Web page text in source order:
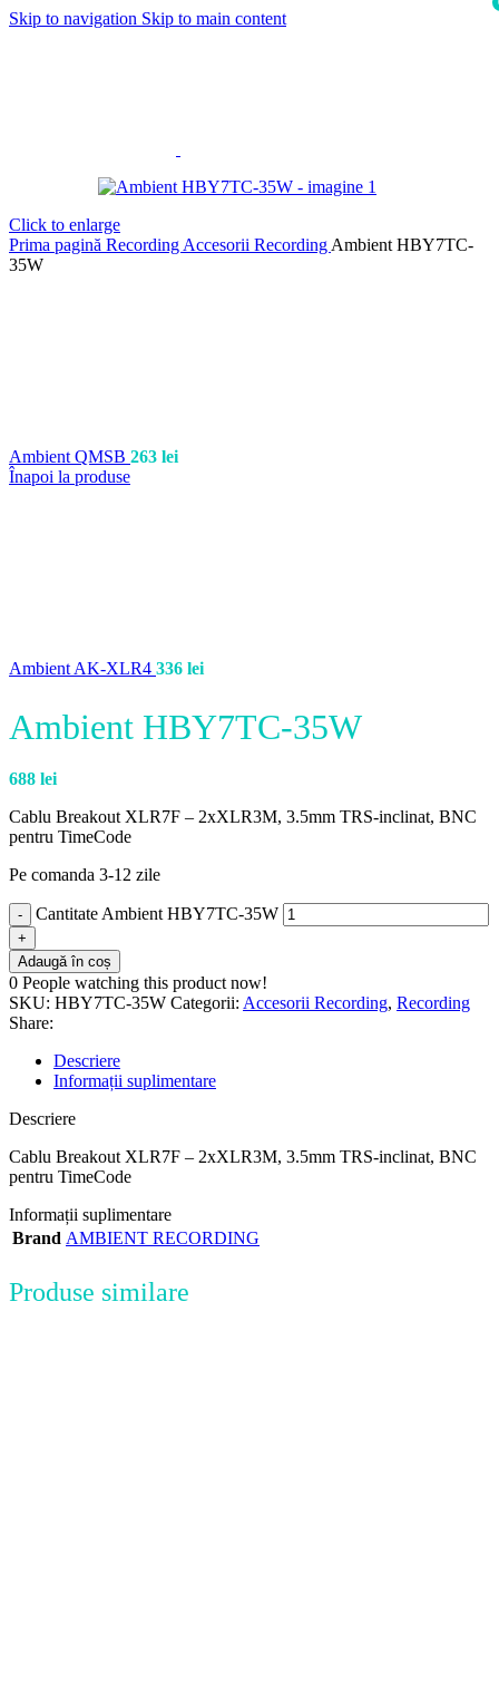
Skip to navigation Skip to main content
Click to enlarge
Prima pagină Recording Accesorii Recording Ambient HBY7TC-
35W
Ambient QMSB 263 lei
Înapoi la produse
Ambient AK-XLR4 336 lei
Ambient HBY7TC-35W
688 lei
Cablu Breakout XLR7F – 2xXLR3M, 3.5mm TRS-inclinat, BNC
pentru TimeCode
Pe comanda 3-12 zile
Cantitate Ambient HBY7TC-35W
Adaugă în coș
0 People watching this product now!
SKU: HBY7TC-35W Categorii: Accesorii Recording, Recording
Share:
Descriere
Informații suplimentare
Descriere
Cablu Breakout XLR7F – 2xXLR3M, 3.5mm TRS-inclinat, BNC
pentru TimeCode
Informații suplimentare
Brand AMBIENT RECORDING
Produse similare